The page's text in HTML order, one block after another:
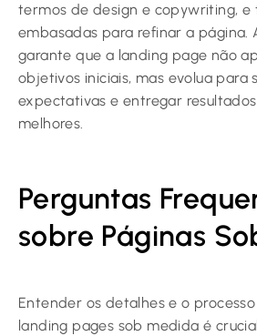
termos de design e copywriting, e
embasadas para refinar a página.
garante que a landing page não
objetivos iniciais, mas evolua para
expectativas e entregar
melhores.
Perguntas
sobre Páginas
Entender os detalhes e o
landing pages sob medida é